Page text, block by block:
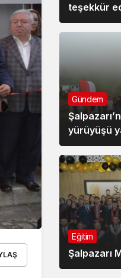
teşekkür
Gündem
yürüyüşü
Eğitim
Şalpazarı